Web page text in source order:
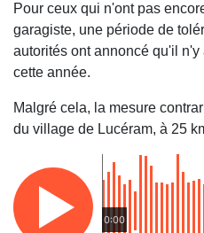
Pour ceux qui n'ont pas
garagiste, une période de
autorités ont annoncé qu'il
cette année.
Malgré cela, la mesure
du village de Lucéram, à 25
0:00